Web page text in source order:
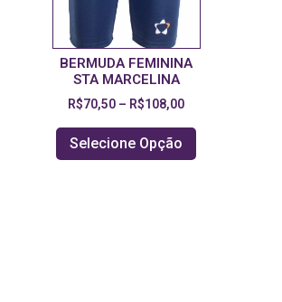
BERMUDA FEMININA
STA MARCELINA
R$70,50 – R$108,00
Selecione Opção